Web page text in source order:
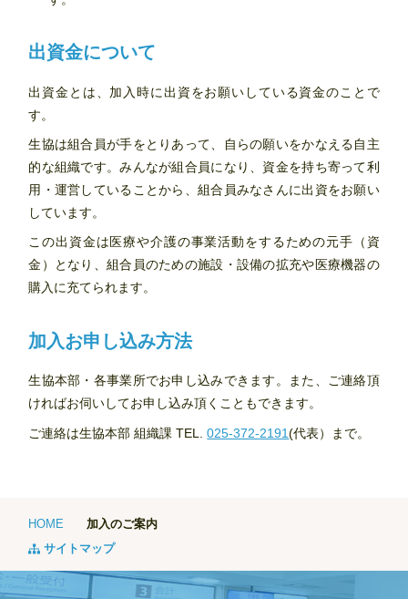
出資金について
出資金とは、加入時に出資をお願いしている資金のことで
す。
生協は組合員が手をとりあって、自らの願いをかなえる自主
的な組織です。みんなが組合員になり、資金を持ち寄って利
用・運営していることから、組合員みなさんに出資をお願い
しています。
この出資金は医療や介護の事業活動をするための元手（資
金）となり、組合員のための施設・設備の拡充や医療機器の
購入に充てられます。
加入お申し込み方法
生協本部・各事業所でお申し込みできます。また、ご連絡頂
ければお伺いしてお申し込み頂くこともできます。
ご連絡は生協本部 組織課 TEL.025-372-2191(代表）まで。
HOME
加入のご案内
サイトマップ